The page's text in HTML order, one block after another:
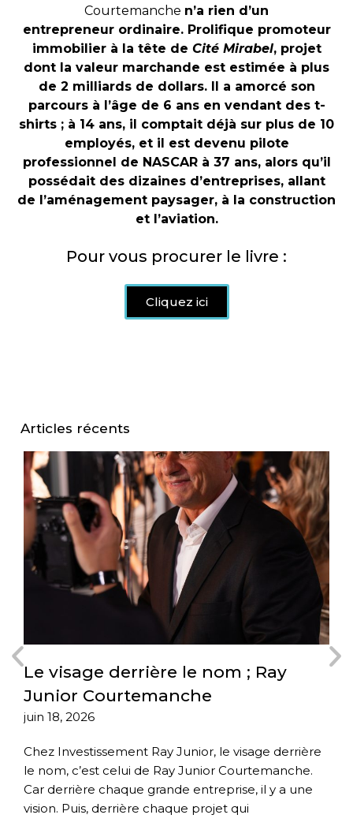
Courtemanche n’a rien d’un
entrepreneur ordinaire. Prolifique promoteur
immobilier à la tête de Cité Mirabel, projet
dont la valeur marchande est estimée à plus
de 2 milliards de dollars. Il a amorcé son
parcours à l’âge de 6 ans en vendant des t-
shirts ; à 14 ans, il comptait déjà sur plus de 10
employés, et il est devenu pilote
professionnel de NASCAR à 37 ans, alors qu’il
possédait des dizaines d’entreprises, allant
de l’aménagement paysager, à la construction
et l’aviation.
Pour vous procurer le livre :
Cliquez ici
Articles récents
Le visage derrière le nom ; Ray
Junior Courtemanche
juin 18, 2026
Chez Investissement Ray Junior, le visage derrière
le nom, c’est celui de Ray Junior Courtemanche.
Car derrière chaque grande entreprise, il y a une
vision. Puis, derrière chaque projet qui